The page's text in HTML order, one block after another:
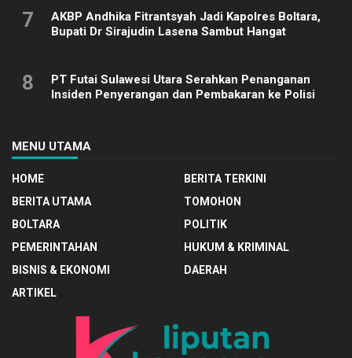
7
AKBP Andhika Fitrantsyah Jadi Kapolres Boltara,
Bupati Dr Sirajudin Lasena Sambut Hangat
8
PT Futai Sulawesi Utara Serahkan Penanganan
Insiden Penyerangan dan Pembakaran ke Polisi
MENU UTAMA
HOME
BERITA TERKINI
BERITA UTAMA
TOMOHON
BOLTARA
POLITIK
PEMERINTAHAN
HUKUM & KRIMINAL
BISNIS & EKONOMI
DAERAH
ARTIKEL